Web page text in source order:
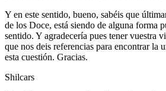
Y en este sentido, bueno, sabéis que
de los Doce, está siendo de alguna forma
sentido. Y agradecería pues tener vuestra
que nos deis referencias para encontrar la
esta cuestión. Gracias.
Shilcars